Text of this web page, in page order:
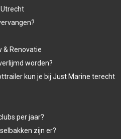
& Renovatie
worden?
kun je bij Just Marine terecht
per jaar?
zijn er?